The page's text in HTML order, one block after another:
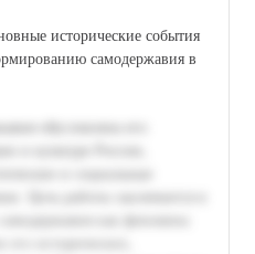
исторические события
самодержавия в